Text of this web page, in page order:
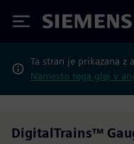
Siemens
Ta stran je prikazana z
Namesto tega glej v
DigitalTrains™